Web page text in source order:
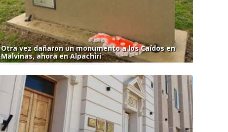
Otra vez dañaron un monumento a los Caídos en
Malvinas, ahora en Alpachiri